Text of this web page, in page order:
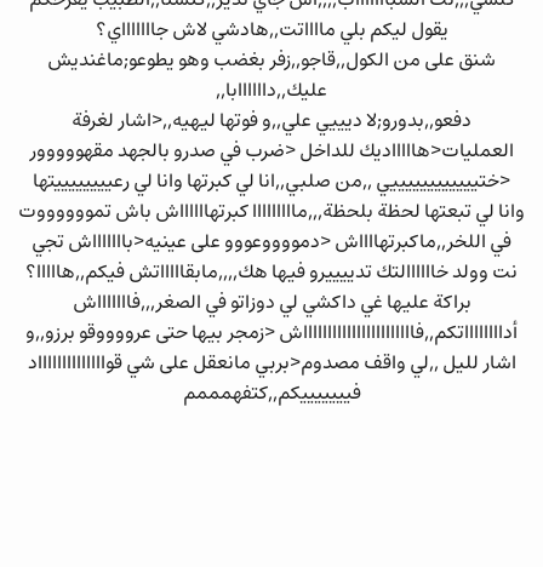
يقول ليكم بلي مااااتت,,هادشي لاش جاااااااي؟
شنق على من الكول,,قاجو,,زفر بغضب وهو يطوعو;ماغنديش
عليك,,داااااابا,,
دفعو,,بدورو;لا ديييي علي,,و فوتها ليهيه,,<اشار لغرفة
العمليات<هاااااديك للداخل <ضرب في صدرو بالجهد مقهووووور
<ختييييييييييييي ,,من صلبي,,انا لي كبرتها وانا لي رعييييييييتها
وانا لي تبعتها لحظة بلحظة,,,مااااااااا كبرتهااااااش باش تمووووووت
في اللخر,,ماكبرتهااااش <دمووووعووو على عينيه<باااااااش تجي
نت وولد خاااااالتك تدييييرو فيها هك,,,,مابقاااااتش فيكم,,هااااا؟
براكة عليها غي داكشي لي دوزاتو في الصغر,,,فاااااااش
أدااااااااتكم,,فاااااااااااااااااااااااش <زمجر بيها حتى عرووووقو برزو,,و
اشار لليل ,,لي واقف مصدوم<بربي مانعقل على شي قوااااااااااااااد
فيييييييكم,,كتفهمممم